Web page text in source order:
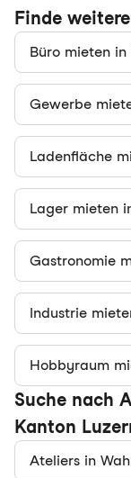
Finde
Büro mieten
Gewerbe
Ladenfläche
Lager mieten
Gastronomie
Industrie
Hobbyraum
Suche nach
Kanton
Ateliers in